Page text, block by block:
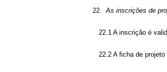
22.As inscrições de
22.1 A inscrição é
22.2 A ficha de projeto